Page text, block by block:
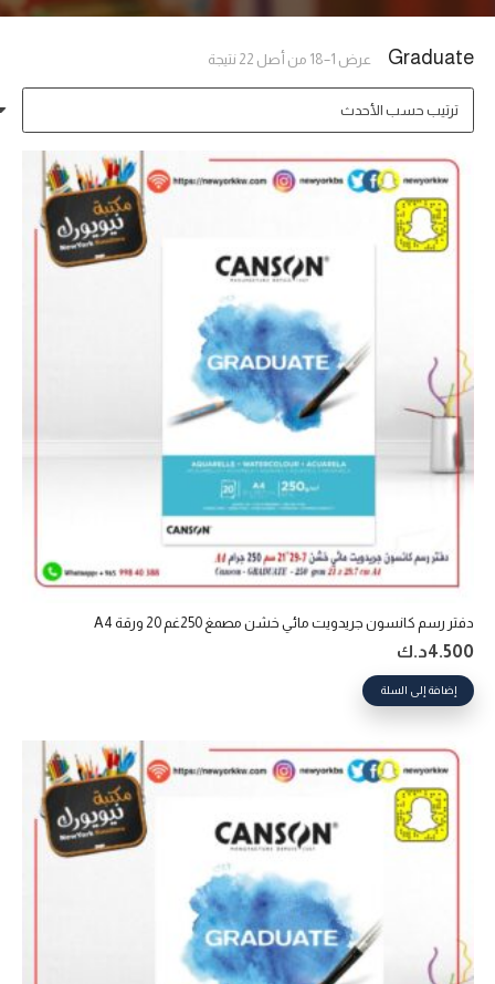
Graduate عرض 1–18 من أصل 22 نتيجة
الفرز
دفتر رسم كانسون جريدويت مائي خشن مصمغ 250غم 20 ورقة A4
4.500د.ك
إضافة إلى السلة